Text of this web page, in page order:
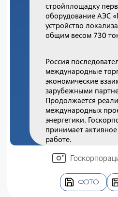
стройплощадку
оборудование АЭС
устройство
общим весом 730
Россия
международные
экономические
зарубежными
Продолжается
международных
энергетики.
принимает активное
работе.
ФОТО